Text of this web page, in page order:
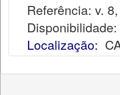
Referência: v.
Disponibilidade:
Localização: